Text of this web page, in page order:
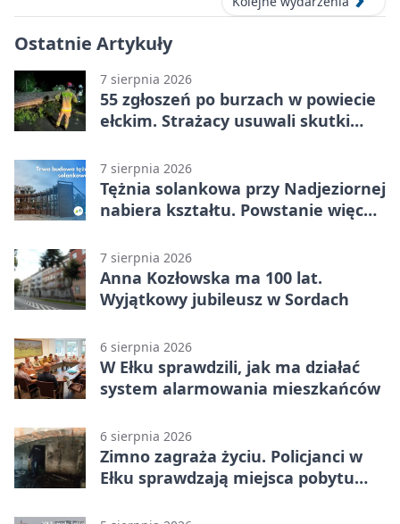
Ostatnie Artykuły
7 sierpnia 2026
55 zgłoszeń po burzach w powiecie
ełckim. Strażacy usuwali skutki
7 sierpnia 2026
Tężnia solankowa przy Nadjeziornej
nabiera kształtu. Powstanie więcej
7 sierpnia 2026
Anna Kozłowska ma 100 lat.
Wyjątkowy jubileusz w Sordach
6 sierpnia 2026
W Ełku sprawdzili, jak ma działać
system alarmowania mieszkańców
6 sierpnia 2026
Zimno zagraża życiu. Policjanci w
Ełku sprawdzają miejsca pobytu